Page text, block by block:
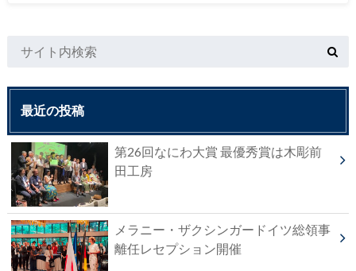
最近の投稿
第26回なにわ大賞 最優秀賞は木彫前
田工房
メラニー・ザクシンガードイツ総領事
離任レセプション開催